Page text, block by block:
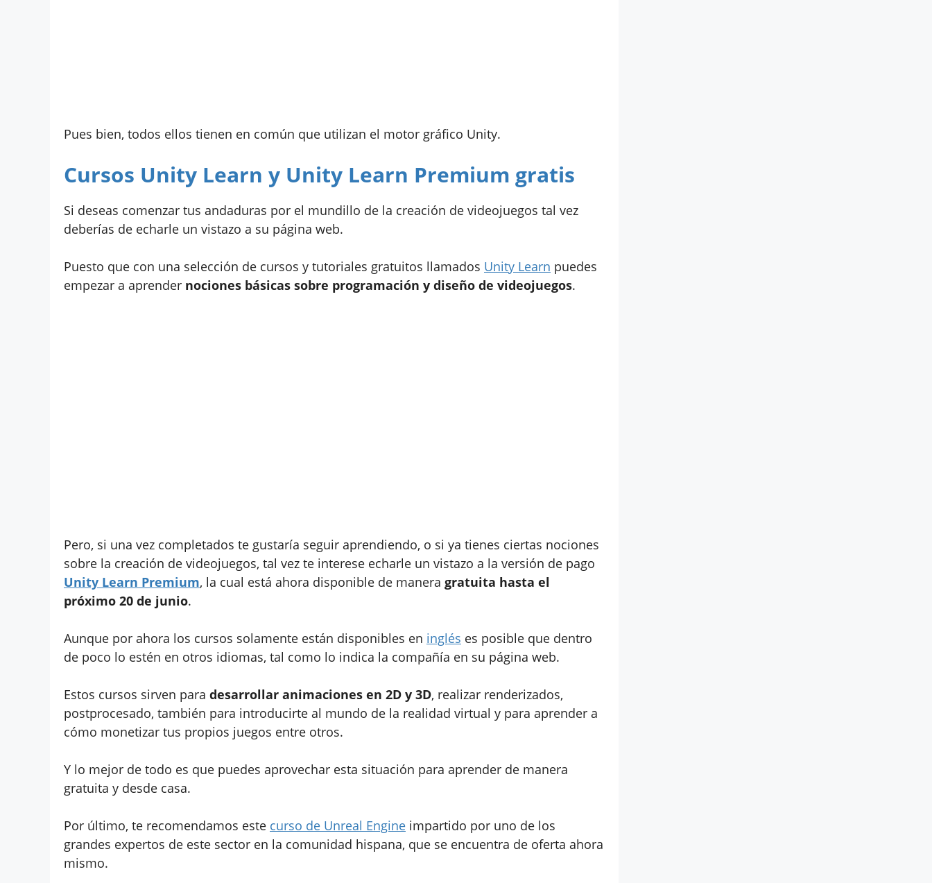
Pues bien, todos ellos tienen en común que utilizan el motor gráfico Unity.
Cursos Unity Learn y Unity Learn Premium gratis
Si deseas comenzar tus andaduras por el mundillo de la creación de videojuegos tal vez
deberías de echarle un vistazo a su página web.
Puesto que con una selección de cursos y tutoriales gratuitos llamados Unity Learn puedes
empezar a aprender nociones básicas sobre programación y diseño de videojuegos.
Pero, si una vez completados te gustaría seguir aprendiendo, o si ya tienes ciertas nociones
sobre la creación de videojuegos, tal vez te interese echarle un vistazo a la versión de pago
Unity Learn Premium, la cual está ahora disponible de manera gratuita hasta el
próximo 20 de junio.
Aunque por ahora los cursos solamente están disponibles en inglés es posible que dentro
de poco lo estén en otros idiomas, tal como lo indica la compañía en su página web.
Estos cursos sirven para desarrollar animaciones en 2D y 3D, realizar renderizados,
postprocesado, también para introducirte al mundo de la realidad virtual y para aprender a
cómo monetizar tus propios juegos entre otros.
Y lo mejor de todo es que puedes aprovechar esta situación para aprender de manera
gratuita y desde casa.
Por último, te recomendamos este curso de Unreal Engine impartido por uno de los
grandes expertos de este sector en la comunidad hispana, que se encuentra de oferta ahora
mismo.